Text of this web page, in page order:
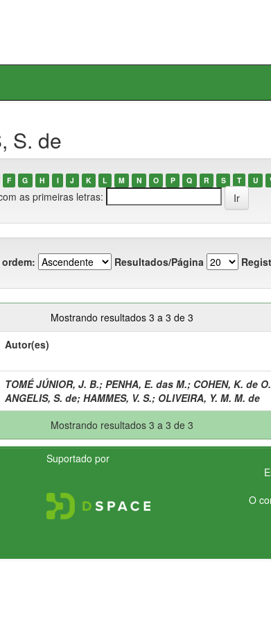
S. de
F G H I J K L M N O P Q R S T U
as primeiras letras:
ordem: Resultados/Página
Mostrando resultados 3 a 3 de 3
Autor(es)
TOMÉ JÚNIOR, J. B.; PENHA, E. das M.; COHEN, K. de O.
ANGELIS, S. de; HAMMES, V. S.; OLIVEIRA, Y. M. M. de
Mostrando resultados 3 a 3 de 3
Suportado por
O